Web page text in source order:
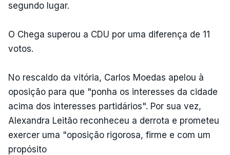
segundo lugar.
O Chega superou a CDU por uma diferença de 11
votos.
No rescaldo da vitória, Carlos Moedas apelou à
oposição para que "ponha os interesses da cidade
acima dos interesses partidários". Por sua vez,
Alexandra Leitão reconheceu a derrota e prometeu
exercer uma "oposição rigorosa, firme e com um
propósito